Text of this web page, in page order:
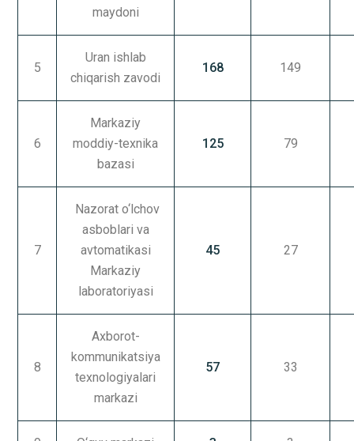
maydoni
5
Uran ishlab
chiqarish zavodi
168 149
6
Markaziy
moddiy-texnika
bazasi
125 79
7
Nazorat o‘lchov
asboblari va
avtomatikasi
Markaziy
laboratoriyasi
45 27
8
Axborot-
kommunikatsiya
texnologiyalari
markazi
57 33